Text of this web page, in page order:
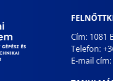
Cím: 1081
Telefon:
E-mail